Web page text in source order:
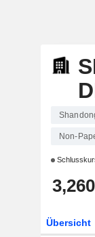
Non-
3,260
Übersicht